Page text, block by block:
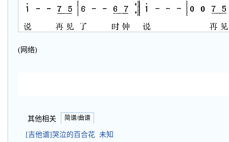
(网络)
其他相关 简谱/曲谱
[吉他谱]哭泣的百合花 未知